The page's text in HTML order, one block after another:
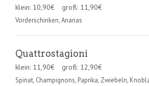
klein: 10,90€ groß: 11,90€
Vorderschinken, Ananas
Quattrostagioni
klein: 11,90€ groß: 12,90€
Spinat, Champignons, Paprika, Zwiebeln,